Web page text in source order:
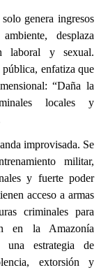
genera ingresos
desplaza
laboral y sexual.
enfatiza que
“Daña la
locales y
improvisada. Se
militar,
y fuerte poder
acceso a armas
criminales para
en la Amazonía
una estrategia de
extorsión y